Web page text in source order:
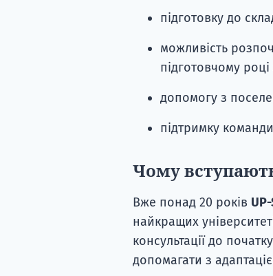
підготовку до
можливість
підготовчому
допомогу з
підтримку команди
Чому
Вже понад 20 років
найкращих
консультації до
допомагати з